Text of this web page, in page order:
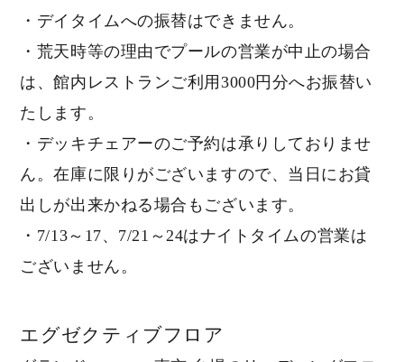
・デイタイムへの振替はできません。
・荒天時等の理由でプールの営業が中止の場合
は、館内レストランご利用3000円分へお振替い
たします。
・デッキチェアーのご予約は承りしておりませ
ん。在庫に限りがございますので、当日にお貸
出しが出来かねる場合もございます。
・7/13～17、7/21～24はナイトタイムの営業は
ございません。
エグゼクティブフロア